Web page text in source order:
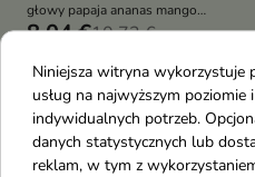
głowy papaja ananas mango
nawilża koi odblokowuje
hair raz w tygodniu użycie
8,04 €10,72 €
-25% OUTLET favorite_border
Niniejsza witryna wykorzystuje
usług na najwyższym
indywidualnych potrzeb.
danych statystycznych lub
reklam, w tym z